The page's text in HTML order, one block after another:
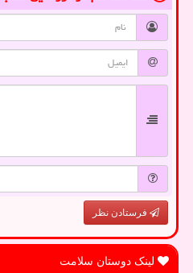
فرستادن نظر
لینک دوستان سلامت